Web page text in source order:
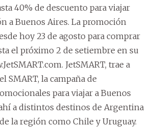
40% de descuento para viajar
a Buenos Aires. La promoción
hoy 23 de agosto para comprar
el próximo 2 de setiembre en su
JetSMART, trae a
SMART, la campaña de
para viajar a Buenos
a distintos destinos de Argentina
la región como Chile y Uruguay.